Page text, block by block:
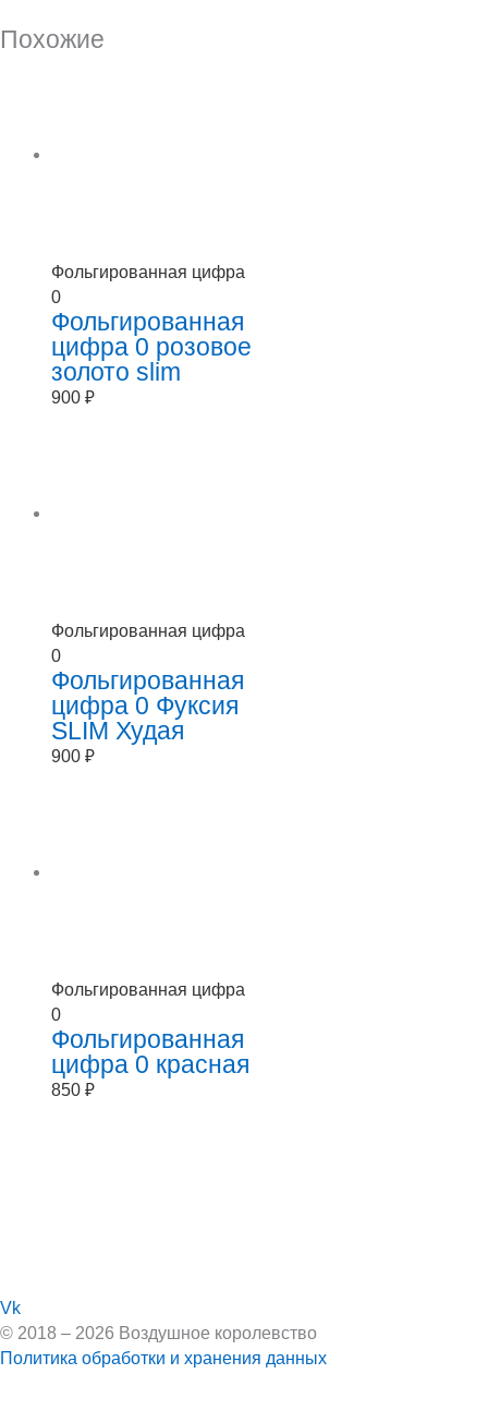
Похожие
Фольгированная цифра
0
Фольгированная
цифра 0 розовое
золото slim
900 ₽
Фольгированная цифра
0
Фольгированная
цифра 0 Фуксия
SLIM Худая
900 ₽
Фольгированная цифра
0
Фольгированная
цифра 0 красная
850 ₽
Vk
© 2018 – 2026 Воздушное королевство
Политика обработки и хранения данных